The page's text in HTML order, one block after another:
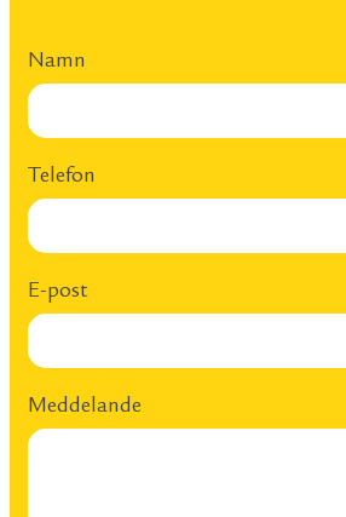
Namn
Telefon
E-post
Meddelande